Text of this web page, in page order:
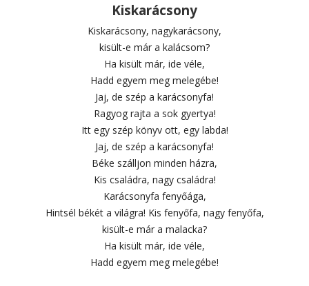
Kiskarácsony
Kiskarácsony, nagykarácsony,
kisült-e már a kalácsom?
Ha kisült már, ide véle,
Hadd egyem meg melegébe!
Jaj, de szép a karácsonyfa!
Ragyog rajta a sok gyertya!
Itt egy szép könyv ott, egy labda!
Jaj, de szép a karácsonyfa!
Béke szálljon minden házra,
Kis családra, nagy családra!
Karácsonyfa fenyőága,
Hintsél békét a világra! Kis fenyőfa, nagy fenyőfa,
kisült-e már a malacka?
Ha kisült már, ide véle,
Hadd egyem meg melegébe!